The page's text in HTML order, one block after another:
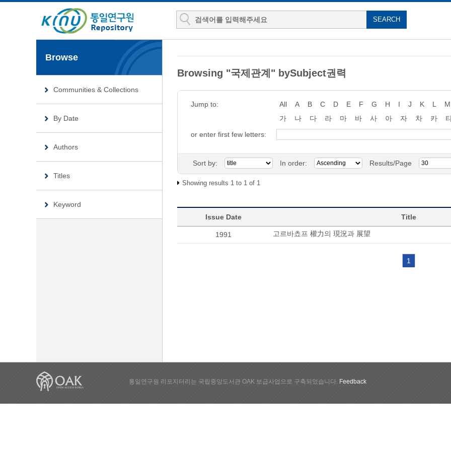
Browse
Communities & Collections
By Date
Authors
Titles
Keyword
Browsing "국제관계" bySubject권력
Jump to: All A B C D E F G H I J K L M
가
나 다 라 마 바 사 아 자 차 카
or enter first few letters:
Sort by: In order: Results/Page
Showing results 1 to 1 of 1
Issue Date Title
1991 고르바쵸프 權力의 現況과 展望
1
통일연구원 리포지터리는 국립중앙도서관 OAK 보급사업으로 구축되었습니다. Feedback